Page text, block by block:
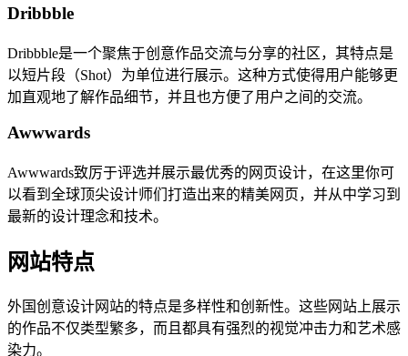
Dribbble
Dribbble是一个聚焦于创意作品交流与分享的社区，其特点是
以短片段（Shot）为单位进行展示。这种方式使得用户能够更
加直观地了解作品细节，并且也方便了用户之间的交流。
Awwwards
Awwwards致厉于评选并展示最优秀的网页设计，在这里你可
以看到全球顶尖设计师们打造出来的精美网页，并从中学习到
最新的设计理念和技术。
网站特点
外国创意设计网站的特点是多样性和创新性。这些网站上展示
的作品不仅类型繁多，而且都具有强烈的视觉冲击力和艺术感
染力。